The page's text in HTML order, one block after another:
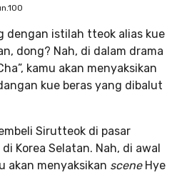
dengan istilah tteok alias kue
dong? Nah, di dalam drama
kamu akan menyaksikan
kue beras yang dibalut
Sirutteok di pasar
Korea Selatan. Nah, di awal
akan menyaksikan scene Hye